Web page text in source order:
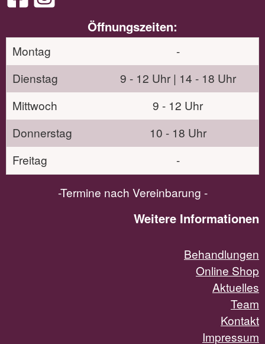
Öffnungszeiten:
Montag
-
Dienstag
9 - 12 Uhr | 14 - 18 Uhr
Mittwoch
9 - 12 Uhr
Donnerstag
10 - 18 Uhr
Freitag
-
-Termine nach Vereinbarung -
Weitere Informationen
Behandlungen
Online Shop
Aktuelles
Team
Kontakt
Impressum